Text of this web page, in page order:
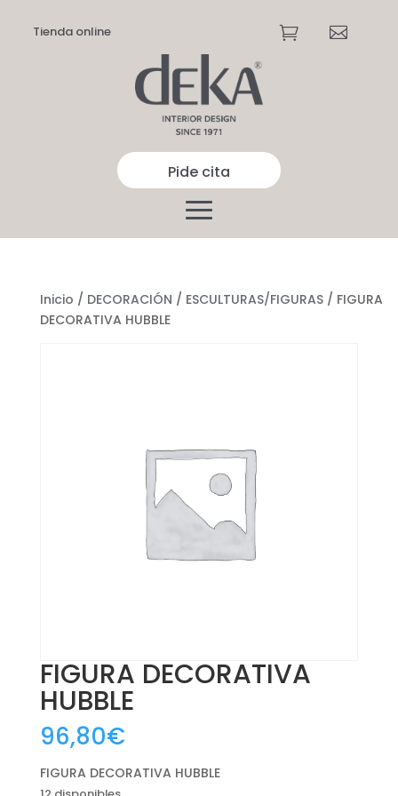
Tienda online  
Pide cita
Inicio / DECORACIÓN / ESCULTURAS/FIGURAS/ FIGURA
DECORATIVA HUBBLE
FIGURA DECORATIVA
HUBBLE
96,80€
FIGURA DECORATIVA HUBBLE